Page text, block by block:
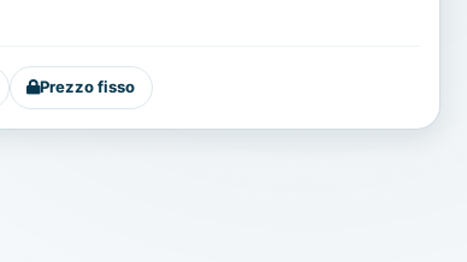
Prezzo fisso